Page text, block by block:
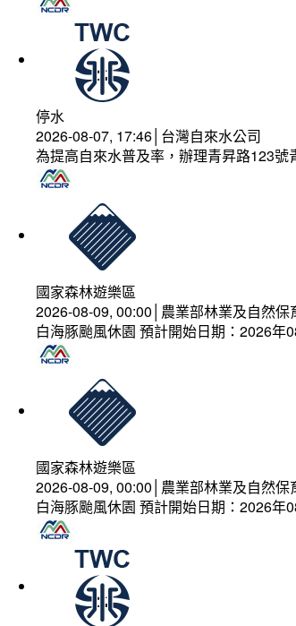
停水
2026-08-07, 17:46│台灣自來水公司
為提高自來水普及率，辦理青昇路123號
國家森林遊樂區
2026-08-09, 00:00│農業部林業及自然保
白海豚颱風休園 預計開始日期：2026
國家森林遊樂區
2026-08-09, 00:00│農業部林業及自然保
白海豚颱風休園 預計開始日期：2026